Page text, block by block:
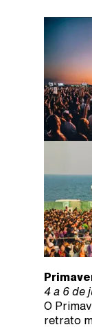
4 a 6 de
O
retrato